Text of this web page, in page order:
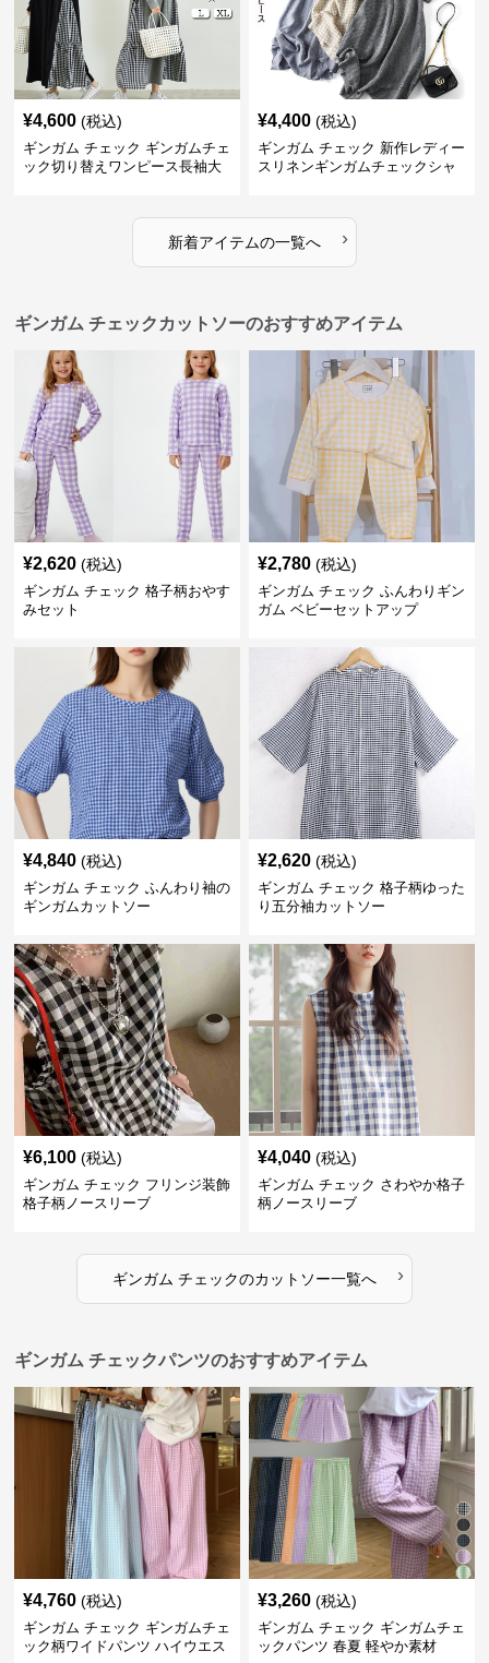
¥4,600 (税込)
ギンガム チェック ギンガムチェ
ック切り替えワンピース長袖大
¥4,400 (税込)
ギンガム チェック 新作レディー
スリネンギンガムチェックシャ
新着アイテムの一覧へ ›
ギンガム チェックカットソーのおすすめアイテム
¥2,620 (税込)
ギンガム チェック 格子柄おやす
みセット
¥2,780 (税込)
ギンガム チェック ふんわりギン
ガム ベビーセットアップ
¥4,840 (税込)
ギンガム チェック ふんわり袖の
ギンガムカットソー
¥2,620 (税込)
ギンガム チェック 格子柄ゆった
り五分袖カットソー
¥6,100 (税込)
ギンガム チェック フリンジ装飾
格子柄ノースリーブ
¥4,040 (税込)
ギンガム チェック さわやか格子
柄ノースリーブ
ギンガム チェックのカットソー一覧へ ›
ギンガム チェックパンツのおすすめアイテム
¥4,760 (税込)
ギンガム チェック ギンガムチェ
ック柄ワイドパンツ ハイウエス
¥3,260 (税込)
ギンガム チェック ギンガムチェ
ックパンツ 春夏 軽やか素材